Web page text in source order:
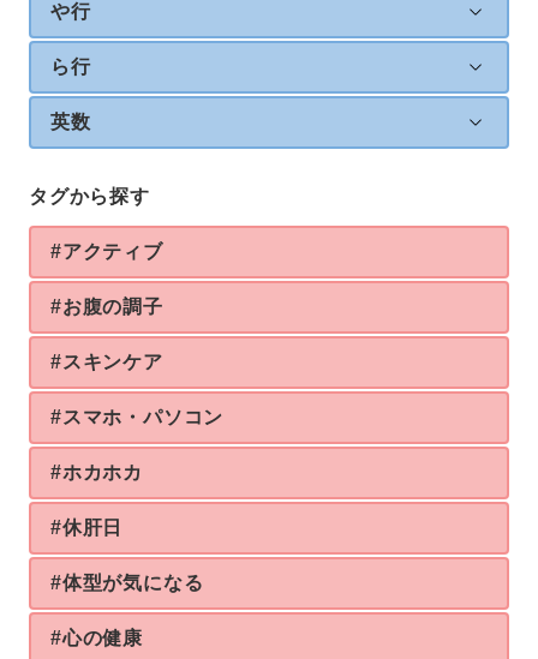
や行
ら行
英数
タグから探す
#アクティブ
#お腹の調子
#スキンケア
#スマホ・パソコン
#ホカホカ
#休肝日
#体型が気になる
#心の健康